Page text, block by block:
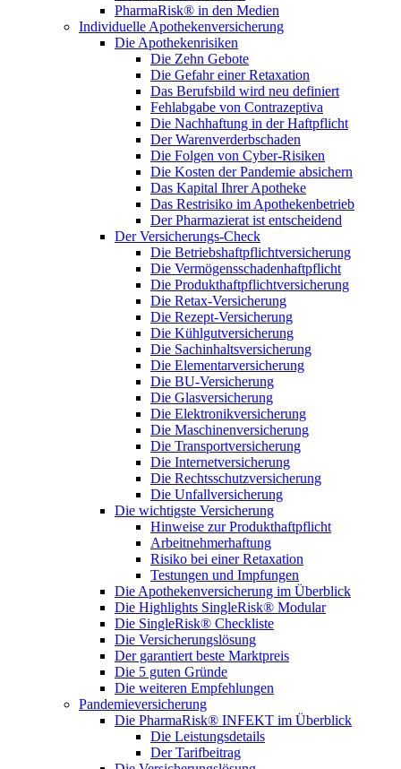
PharmaRisk® in den Medien
Individuelle Apothekenversicherung
Die Apothekenrisiken
Die Zehn Gebote
Die Gefahr einer Retaxation
Das Berufsbild wird neu definiert
Fehlabgabe von Contrazeptiva
Die Nachhaftung in der Haftpflicht
Der Warenverderbschaden
Die Folgen von Cyber-Risiken
Die Kosten der Pandemie absichern
Das Kapital Ihrer Apotheke
Das Restrisiko im Apothekenbetrieb
Der Pharmazierat ist entscheidend
Der Versicherungs-Check
Die Betriebshaftpflichtversicherung
Die Vermögensschadenhaftpflicht
Die Produkthaftpflichtversicherung
Die Retax-Versicherung
Die Rezept-Versicherung
Die Kühlgutversicherung
Die Sachinhaltsversicherung
Die Elementarversicherung
Die BU-Versicherung
Die Glasversicherung
Die Elektronikversicherung
Die Maschinenversicherung
Die Transportversicherung
Die Internetversicherung
Die Rechtsschutzversicherung
Die Unfallversicherung
Die wichtigste Versicherung
Hinweise zur Produkthaftpflicht
Arbeitnehmerhaftung
Risiko bei einer Retaxation
Testungen und Impfungen
Die Apothekenversicherung im Überblick
Die Highlights SingleRisk® Modular
Die SingleRisk® Checkliste
Die Versicherungslösung
Der garantiert beste Marktpreis
Die 5 guten Gründe
Die weiteren Empfehlungen
Pandemieversicherung
Die PharmaRisk® INFEKT im Überblick
Die Leistungsdetails
Der Tarifbeitrag